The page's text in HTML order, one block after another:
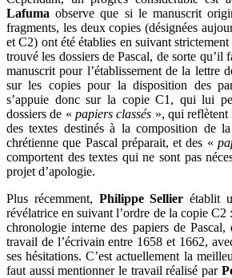
Lafuma observe que si le manuscrit
fragments, les deux copies (désignées
et C2) ont été établies en suivant
trouvé les dossiers de Pascal, de sorte qu’il
manuscrit pour l’établissement de la lettre
sur les copies pour la disposition des
s’appuie donc sur la copie C1, qui lui
dossiers de « papiers classés », qui reflètent
des textes destinés à la composition de
chrétienne que Pascal préparait, et des «
comportent des textes qui ne sont pas
projet d’apologie.
Plus récemment, Philippe Sellier établit
révélatrice en suivant l’ordre de la copie
chronologie interne des papiers de
travail de l’écrivain entre 1658 et 1662,
ses hésitations. C’est actuellement la
faut aussi mentionner le travail réalisé par